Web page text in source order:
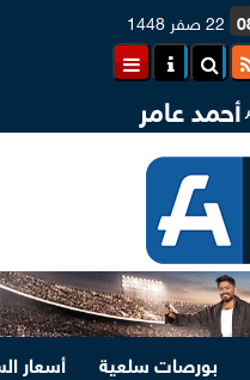
22 صفر 1448
أحمد عامر
بورصات سلعية
أسعار